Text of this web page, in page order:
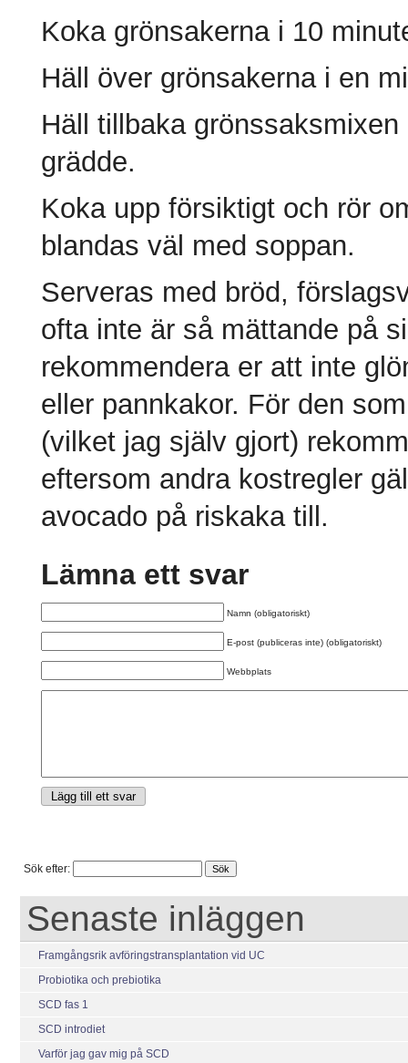
Koka grönsakerna i 10
Häll över grönsakerna i en
Häll tillbaka
grädde.
Koka upp försiktigt och rör
blandas väl med soppan.
Serveras med bröd,
ofta inte är så mättande på
rekommendera er att inte
eller pannkakor. För den
(vilket jag själv gjort)
eftersom andra kostregler
avocado på riskaka till.
Lämna ett svar
Namn (obligatoriskt)
E-post (publiceras inte) (obligatoriskt)
Webbplats
Sök efter:
Senaste inläggen
Framgångsrik avföringstransplantation vid UC
Probiotika och prebiotika
SCD fas 1
SCD introdiet
Varför jag gav mig på SCD